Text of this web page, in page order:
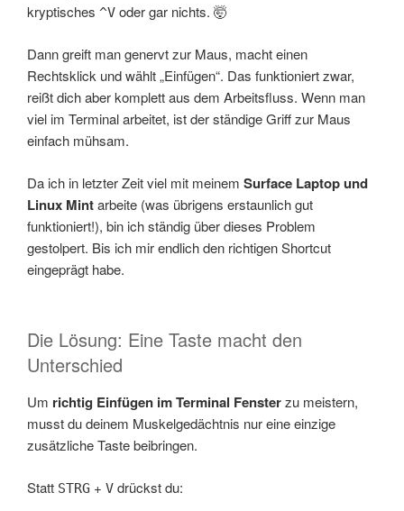
kryptisches ^V oder gar nichts. 🤯
Dann greift man genervt zur Maus, macht einen
Rechtsklick und wählt „Einfügen“. Das funktioniert zwar,
reißt dich aber komplett aus dem Arbeitsfluss. Wenn man
viel im Terminal arbeitet, ist der ständige Griff zur Maus
einfach mühsam.
Da ich in letzter Zeit viel mit meinem Surface Laptop und
Linux Mintarbeite (was übrigens erstaunlich gut
funktioniert!), bin ich ständig über dieses Problem
gestolpert. Bis ich mir endlich den richtigen Shortcut
eingeprägt habe.
Die Lösung: Eine Taste macht den
Unterschied
Um richtig Einfügen im Terminal Fensterzu meistern,
musst du deinem Muskelgedächtnis nur eine einzige
zusätzliche Taste beibringen.
Statt STRG + V drückst du: